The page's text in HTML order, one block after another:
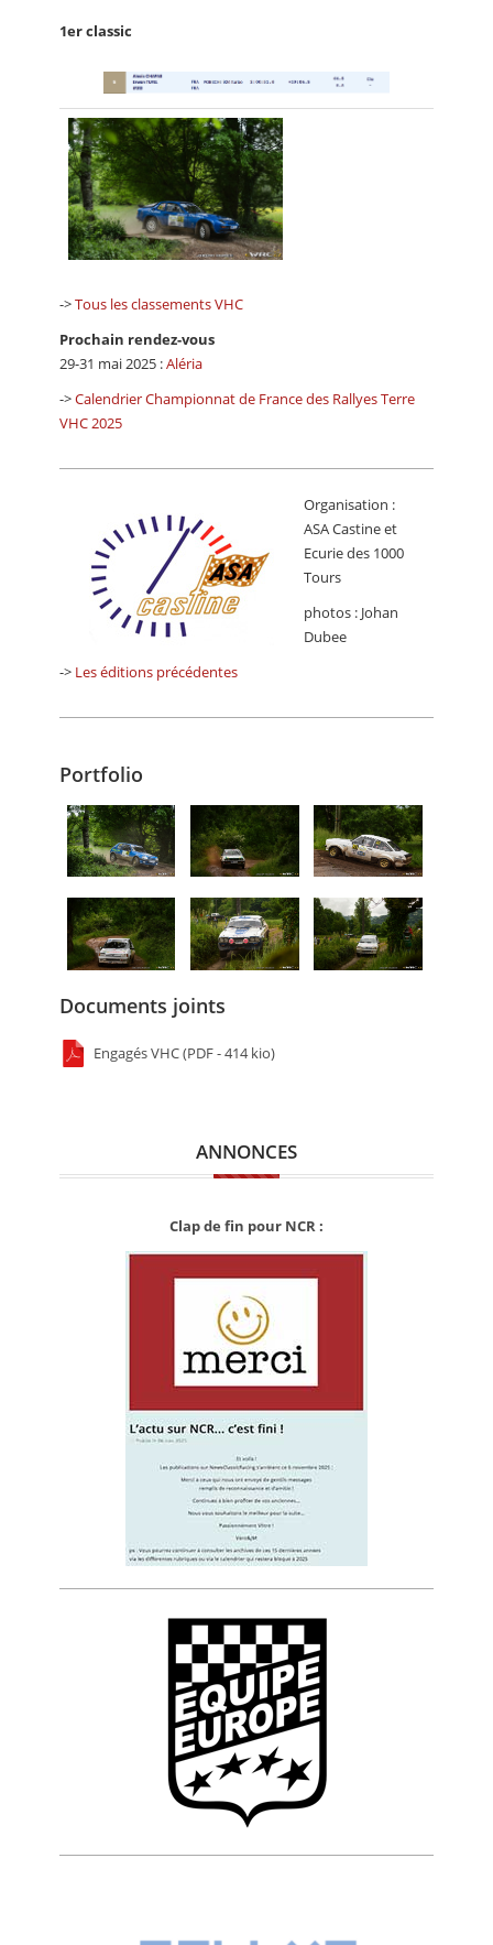
1er classic
->Tous les classements VHC
Prochain rendez-vous
29-31 mai 2025 :Aléria
->Calendrier Championnat de France des Rallyes Terre
VHC 2025
Organisation :
ASA Castine et
Ecurie des 1000
Tours
photos : Johan
Dubee
-> Les éditions précédentes
Portfolio
Documents joints
Engagés VHC (PDF - 414 kio)
ANNONCES
Clap de fin pour NCR :